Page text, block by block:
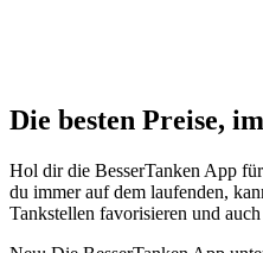
Die besten Preise,
Hol dir die BesserTanken App
du immer auf dem laufenden,
Tankstellen favorisieren und